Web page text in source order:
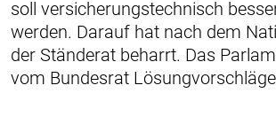
soll versicherungstechnisch
werden. Darauf hat nach dem
der Ständerat beharrt. Das
vom Bundesrat